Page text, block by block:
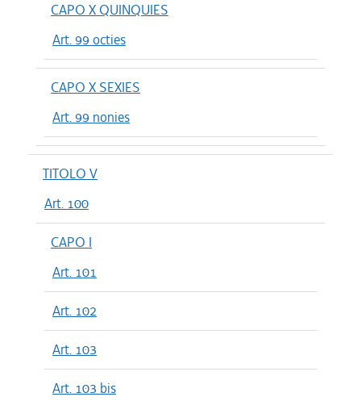
CAPO X QUINQUIES
Art. 99 octies
CAPO X SEXIES
Art. 99 nonies
TITOLO V
Art. 100
CAPO I
Art. 101
Art. 102
Art. 103
Art. 103 bis